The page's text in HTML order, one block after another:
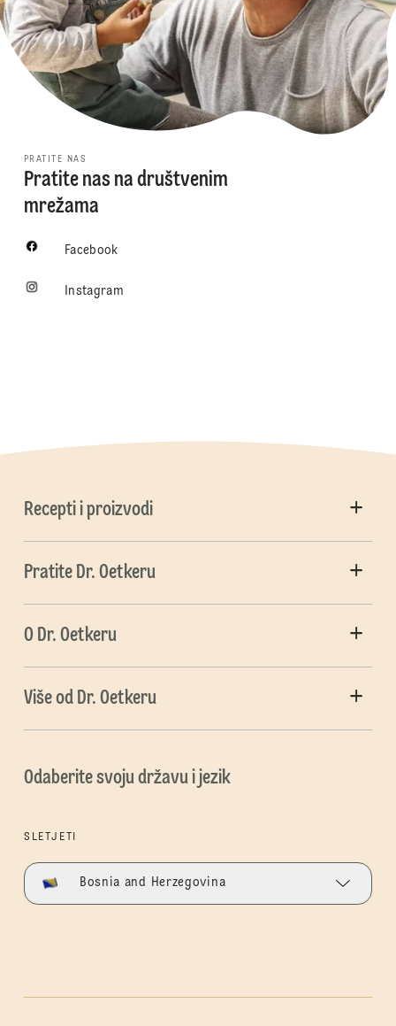
PRATITE NAS
Pratite nas na društvenim
mrežama
Facebook
Instagram
Recepti i proizvodi
Pratite Dr. Oetkeru
O Dr. Oetkeru
Više od Dr. Oetkeru
Odaberite svoju državu i jezik
SLETJETI
Bosnia and Herzegovina